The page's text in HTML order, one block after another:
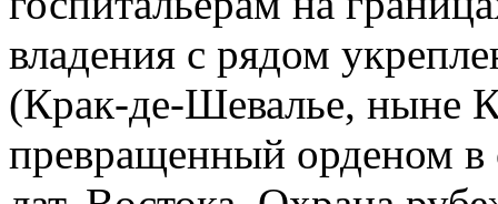
владения с рядом
(Крак-де-Шевалье, ныне
превращенный орденом